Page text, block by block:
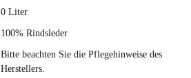
0 Liter
100% Rindsleder
Bitte beachten Sie die Pflegehinweise des
Herstellers.